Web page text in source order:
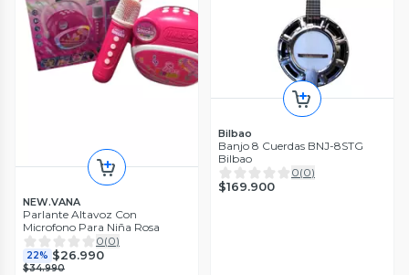
NEW.VANA
Parlante Altavoz Con
Microfono Para Niña Rosa
0(0)
22% $26.990
$34.990
Bilbao
Banjo 8 Cuerdas BNJ-8STG
Bilbao
0(0)
$169.900